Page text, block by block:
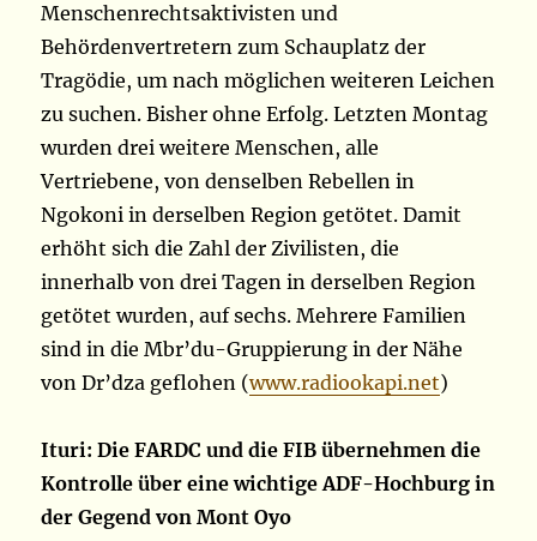
Menschenrechtsaktivisten und
Behördenvertretern zum Schauplatz der
Tragödie, um nach möglichen weiteren Leichen
zu suchen. Bisher ohne Erfolg. Letzten Montag
wurden drei weitere Menschen, alle
Vertriebene, von denselben Rebellen in
Ngokoni in derselben Region getötet. Damit
erhöht sich die Zahl der Zivilisten, die
innerhalb von drei Tagen in derselben Region
getötet wurden, auf sechs. Mehrere Familien
sind in die Mbr’du-Gruppierung in der Nähe
von Dr’dza geflohen (www.radiookapi.net)
Ituri: Die FARDC und die FIB übernehmen die
Kontrolle über eine wichtige ADF-Hochburg in
der Gegend von Mont Oyo